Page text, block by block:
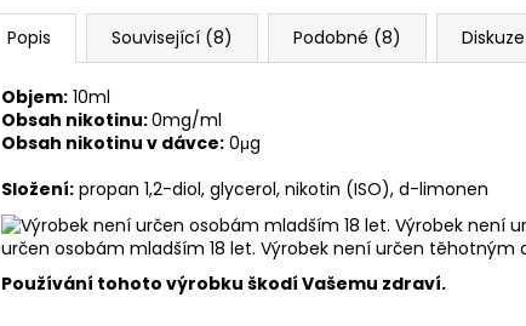
Popis Související (8) Podobné (8) Diskuze
Objem: 10ml
Obsah nikotinu:0mg/ml
Obsah nikotinu v dávce: 0μg
Složení: propan 1,2-diol, glycerol, nikotin (ISO), d-limonen
určen osobám mladším 18 let. Výrobek není určen těhotným
Používání tohoto výrobku škodí Vašemu zdraví.